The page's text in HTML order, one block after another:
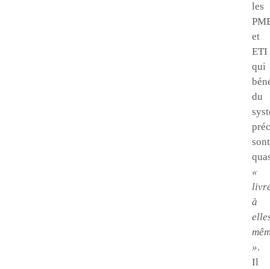
les
et
ETI
qui
du
sont
«
à
».
Il